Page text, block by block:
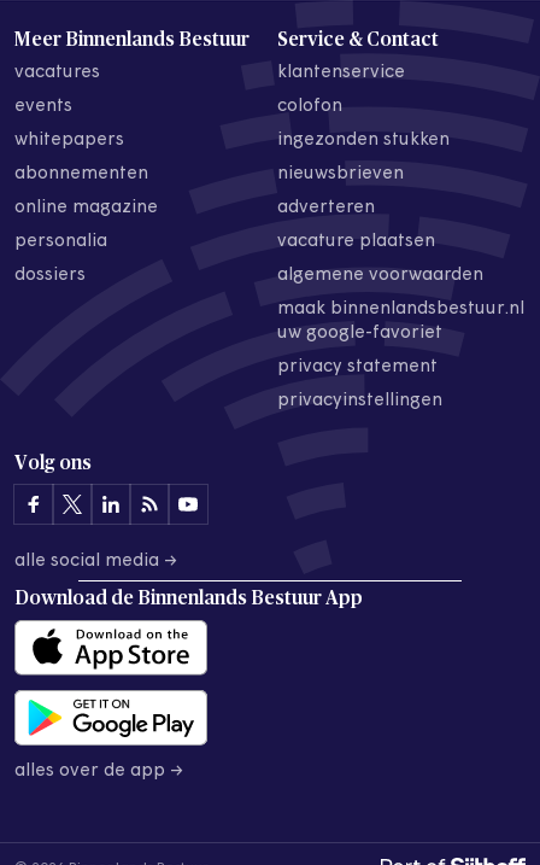
Meer Binnenlands Bestuur
vacatures
events
whitepapers
abonnementen
online magazine
personalia
dossiers
Service & Contact
klantenservice
colofon
ingezonden stukken
nieuwsbrieven
adverteren
vacature plaatsen
algemene voorwaarden
maak binnenlandsbestuur.nl
uw google-favoriet
privacy statement
privacyinstellingen
Volg ons
alle social media →
Download de Binnenlands Bestuur App
alles over de app →